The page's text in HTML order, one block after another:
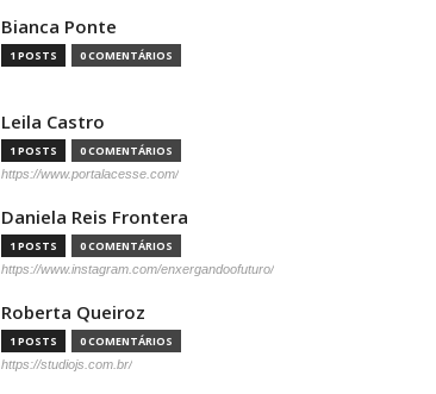
Bianca Ponte
1 POSTS 0 COMENTÁRIOS
Leila Castro
1 POSTS 0 COMENTÁRIOS
https://www.portalacesse.com/
Daniela Reis Frontera
1 POSTS 0 COMENTÁRIOS
https://www.instagram.com/enxergandoofuturo/
Roberta Queiroz
1 POSTS 0 COMENTÁRIOS
https://studiojs.com.br/